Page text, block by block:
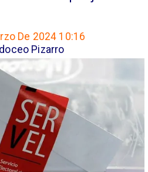
De 2024 10:16
Pizarro